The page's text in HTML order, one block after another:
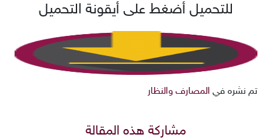
للتحميل أضغط على أيقونة التحميل
تم نشره في المصارف والنظار
مشاركة هذه المقالة